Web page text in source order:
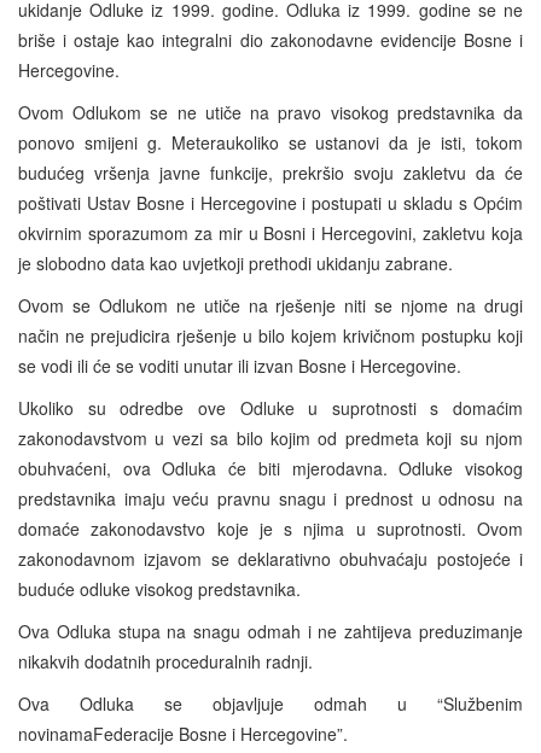
ukidanje Odluke iz 1999. godine. Odluka iz 1999. godine se ne
briše i ostaje kao integralni dio zakonodavne evidencije Bosne i
Hercegovine.
Ovom Odlukom se ne utiče na pravo visokog predstavnika da
ponovo smijeni g. Meteraukoliko se ustanovi da je isti, tokom
budućeg vršenja javne funkcije, prekršio svoju zakletvu da će
poštivati Ustav Bosne i Hercegovine i postupati u skladu s Općim
okvirnim sporazumom za mir u Bosni i Hercegovini, zakletvu koja
je slobodno data kao uvjetkoji prethodi ukidanju zabrane.
Ovom se Odlukom ne utiče na rješenje niti se njome na drugi
način ne prejudicira rješenje u bilo kojem krivičnom postupku koji
se vodi ili će se voditi unutar ili izvan Bosne i Hercegovine.
Ukoliko su odredbe ove Odluke u suprotnosti s domaćim
zakonodavstvom u vezi sa bilo kojim od predmeta koji su njom
obuhvaćeni, ova Odluka će biti mjerodavna. Odluke visokog
predstavnika imaju veću pravnu snagu i prednost u odnosu na
domaće zakonodavstvo koje je s njima u suprotnosti. Ovom
zakonodavnom izjavom se deklarativno obuhvaćaju postojeće i
buduće odluke visokog predstavnika.
Ova Odluka stupa na snagu odmah i ne zahtijeva preduzimanje
nikakvih dodatnih proceduralnih radnji.
Ova Odluka se objavljuje odmah u “Službenim
novinamaFederacije Bosne i Hercegovine”.